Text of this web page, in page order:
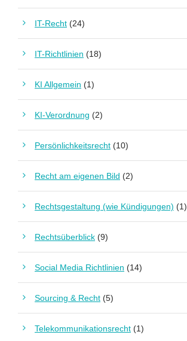
IT-Recht (24)
IT-Richtlinien (18)
KI Allgemein (1)
KI-Verordnung (2)
Persönlichkeitsrecht (10)
Recht am eigenen Bild (2)
Rechtsgestaltung (wie Kündigungen) (1)
Rechtsüberblick (9)
Social Media Richtlinien (14)
Sourcing & Recht (5)
Telekommunikationsrecht (1)